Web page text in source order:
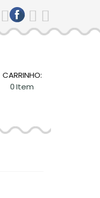
CARRINHO:
0Item